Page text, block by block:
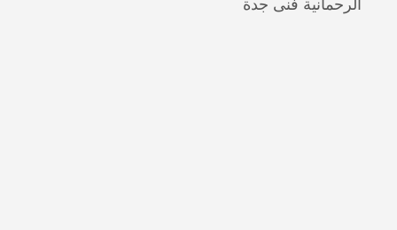
الرحمانية فنى جدة